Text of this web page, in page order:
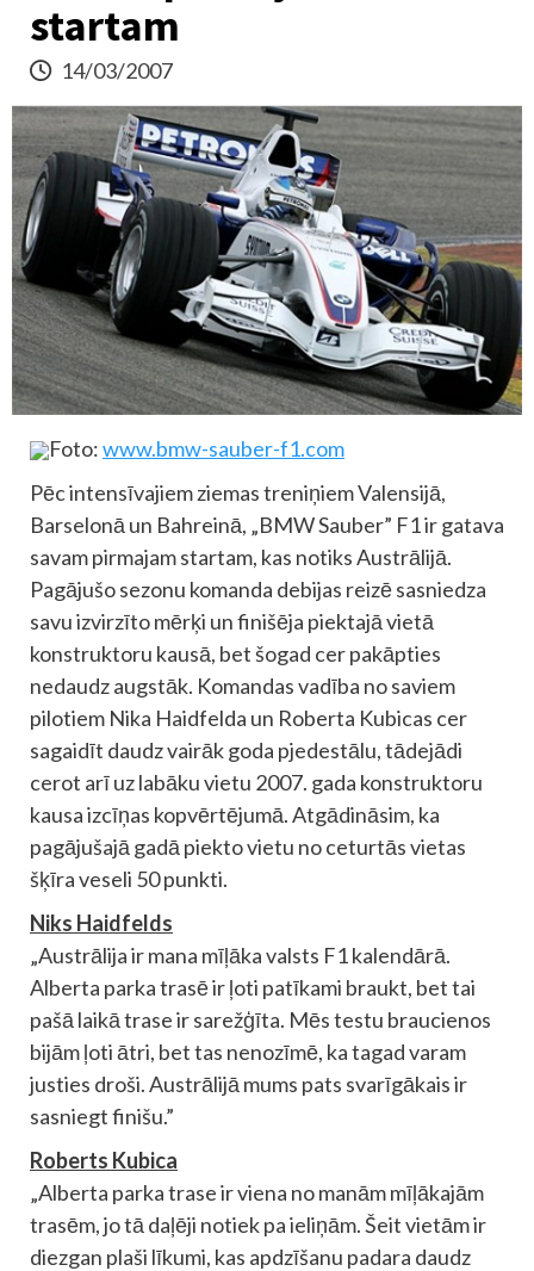
startam
14/03/2007
Foto:www.bmw-sauber-f1.com
Pēc intensīvajiem ziemas treniņiem Valensijā,
Barselonā un Bahreinā, „BMW Sauber” F1 ir gatava
savam pirmajam startam, kas notiks Austrālijā.
Pagājušo sezonu komanda debijas reizē sasniedza
savu izvirzīto mērķi un finišēja piektajā vietā
konstruktoru kausā, bet šogad cer pakāpties
nedaudz augstāk. Komandas vadība no saviem
pilotiem Nika Haidfelda un Roberta Kubicas cer
sagaidīt daudz vairāk goda pjedestālu, tādejādi
cerot arī uz labāku vietu 2007. gada konstruktoru
kausa izcīņas kopvērtējumā. Atgādināsim, ka
pagājušajā gadā piekto vietu no ceturtās vietas
šķīra veseli 50 punkti.
Niks Haidfelds
„Austrālija ir mana mīļāka valsts F1 kalendārā.
Alberta parka trasē ir ļoti patīkami braukt, bet tai
pašā laikā trase ir sarežģīta. Mēs testu braucienos
bijām ļoti ātri, bet tas nenozīmē, ka tagad varam
justies droši. Austrālijā mums pats svarīgākais ir
sasniegt finišu.”
Roberts Kubica
„Alberta parka trase ir viena no manām mīļākajām
trasēm, jo tā daļēji notiek pa ieliņām. Šeit vietām ir
diezgan plaši līkumi, kas apdzīšanu padara daudz